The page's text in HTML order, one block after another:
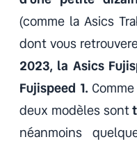
(comme la Asics
dont vous
2023, la Asics
Fujispeed 1.
deux modèles sont
néanmoins